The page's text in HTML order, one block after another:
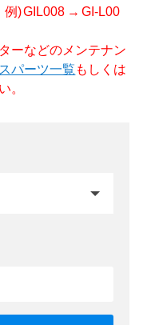
例) GIL008 → GI-L00
ーなどのメンテナン
パーツ一覧 もしくは
。